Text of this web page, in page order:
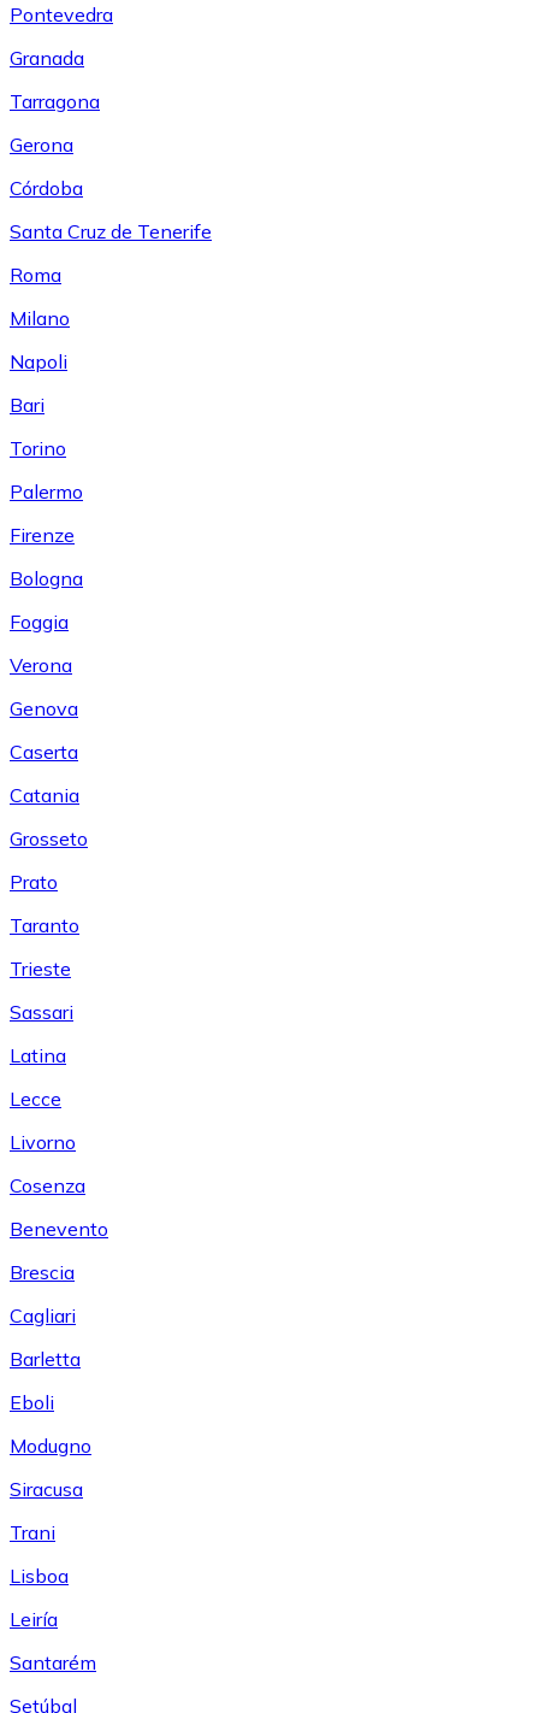
Pontevedra
Granada
Tarragona
Gerona
Córdoba
Santa Cruz de Tenerife
Roma
Milano
Napoli
Bari
Torino
Palermo
Firenze
Bologna
Foggia
Verona
Genova
Caserta
Catania
Grosseto
Prato
Taranto
Trieste
Sassari
Latina
Lecce
Livorno
Cosenza
Benevento
Brescia
Cagliari
Barletta
Eboli
Modugno
Siracusa
Trani
Lisboa
Leiría
Santarém
Setúbal